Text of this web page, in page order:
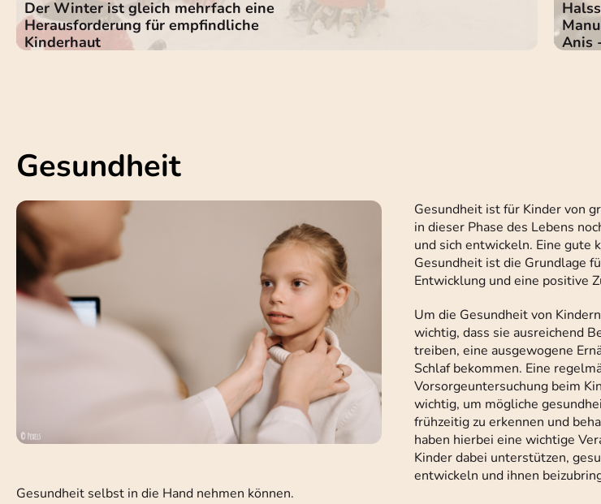
Der Winter ist gleich mehrfach eine
Herausforderung für empfindliche
Kinderhaut
Anis
Gesundheit
Gesundheit ist für Kinder von
in dieser Phase des Lebens
und sich entwickeln. Eine gute
Gesundheit ist die Grundlage
Entwicklung und eine positive
Um die Gesundheit von
wichtig, dass sie ausreichend
treiben, eine ausgewogene
Schlaf bekommen. Eine
Vorsorgeuntersuchung beim
wichtig, um mögliche
frühzeitig zu erkennen und
haben hierbei eine wichtige
Kinder dabei unterstützen,
entwickeln und ihnen
Gesundheit selbst in die Hand nehmen können.